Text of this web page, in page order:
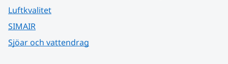
Luftkvalitet
SIMAIR
Sjöar och vattendrag